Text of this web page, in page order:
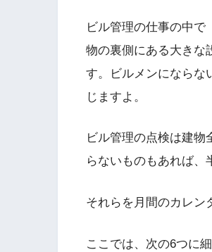
ビル管理の仕事の中で
物の裏側にある大きな
す。ビルメンにならな
じますよ。
ビル管理の点検は建物
らないものもあれば、
それらを月間のカレン
ここでは、次の6つに